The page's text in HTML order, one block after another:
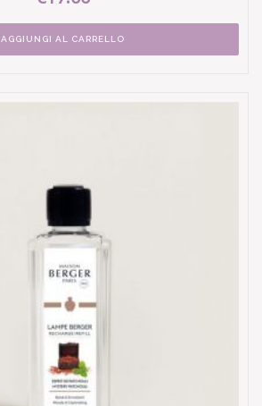
AGGIUNGI AL CARRELLO